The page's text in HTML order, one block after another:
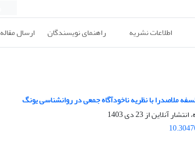
اطلاعات نشریه راهنمای نویسندگان ارسال مقاله
ملاصدرا با نظریه ناخودآگاه جمعی در روانشناسی یونگ
آنلاین از23 دی 1403